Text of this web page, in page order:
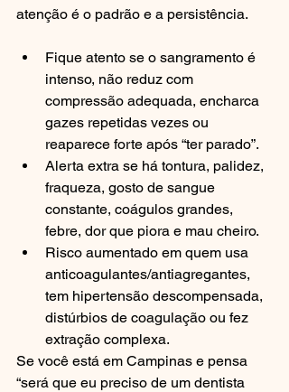
atenção é o padrão e a persistência.
Fique atento se o sangramento é
intenso, não reduz com
compressão adequada, encharca
gazes repetidas vezes ou
reaparece forte após “ter parado”.
Alerta extra se há tontura, palidez,
fraqueza, gosto de sangue
constante, coágulos grandes,
febre, dor que piora e mau cheiro.
Risco aumentado em quem usa
anticoagulantes/antiagregantes,
tem hipertensão descompensada,
distúrbios de coagulação ou fez
extração complexa.
Se você está em Campinas e pensa
“será que eu preciso de um dentista